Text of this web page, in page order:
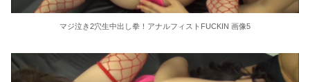
激しめイラマが好き！
36歳の彼女と結婚したいのに、家族が猛反対。家族から信じられない言葉が飛び出した… 他
マジ泣き2穴生中出し拳！アナルフィストFUCKIN 画像5